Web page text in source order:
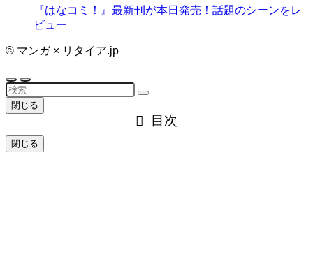
『はなコミ！』最新刊が本日発売！話題のシーンをレ
ビュー
© マンガ × リタイア.jp
閉じる
目次
閉じる